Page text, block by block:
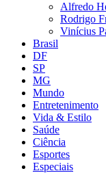
Alfredo
Rodrigo
Vinícius
Brasil
DF
SP
MG
Mundo
Entretenimento
Vida & Estilo
Saúde
Ciência
Esportes
Especiais